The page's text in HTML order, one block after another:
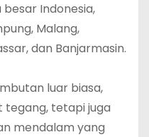
Indonesia,
Malang,
dan Banjarmasin.
luar biasa,
tegang, tetapi juga
mendalam yang